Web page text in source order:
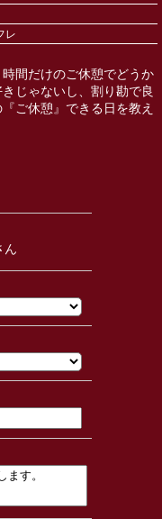
レ
間だけのご休憩でどうか
じゃないし、割り勘で良
ご休憩』できる日を教え